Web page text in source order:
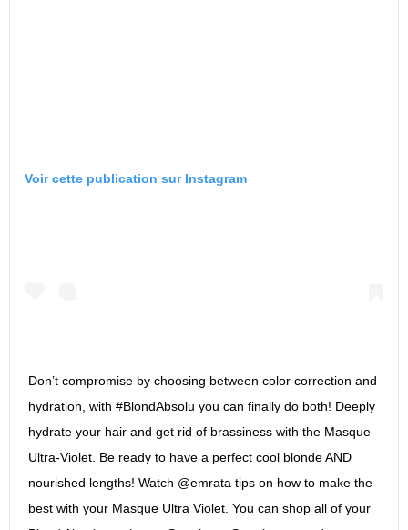
Voir cette publication sur Instagram
Don’t compromise by choosing between color correction and
hydration, with #BlondAbsolu you can finally do both! Deeply
hydrate your hair and get rid of brassiness with the Masque
Ultra-Violet. Be ready to have a perfect cool blonde AND
nourished lengths! Watch @emrata tips on how to make the
best with your Masque Ultra Violet. You can shop all of your